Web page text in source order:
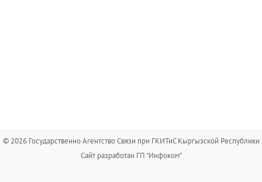
© 2026 Государственно Агентство Связи при ГКИТиС Кыргызской Республики
Сайт разработан ГП "Инфоком"